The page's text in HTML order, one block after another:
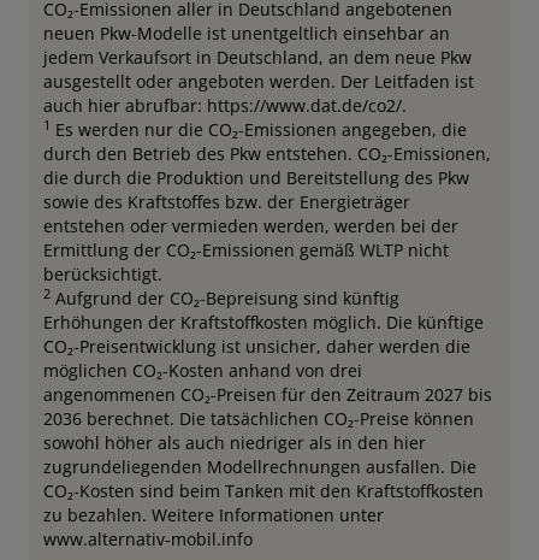
CO₂-Emissionen aller in Deutschland angebotenen
neuen Pkw-Modelle ist unentgeltlich einsehbar an
jedem Verkaufsort in Deutschland, an dem neue Pkw
ausgestellt oder angeboten werden. Der Leitfaden ist
auch hier abrufbar: https://www.dat.de/co2/.
1 Es werden nur die CO₂-Emissionen angegeben, die
durch den Betrieb des Pkw entstehen. CO₂-Emissionen,
die durch die Produktion und Bereitstellung des Pkw
sowie des Kraftstoffes bzw. der Energieträger
entstehen oder vermieden werden, werden bei der
Ermittlung der CO₂-Emissionen gemäß WLTP nicht
berücksichtigt.
2 Aufgrund der CO₂-Bepreisung sind künftig
Erhöhungen der Kraftstoffkosten möglich. Die künftige
CO₂-Preisentwicklung ist unsicher, daher werden die
möglichen CO₂-Kosten anhand von drei
angenommenen CO₂-Preisen für den Zeitraum 2027 bis
2036 berechnet. Die tatsächlichen CO₂-Preise können
sowohl höher als auch niedriger als in den hier
zugrundeliegenden Modellrechnungen ausfallen. Die
CO₂-Kosten sind beim Tanken mit den Kraftstoffkosten
zu bezahlen. Weitere Informationen unter
www.alternativ-mobil.info